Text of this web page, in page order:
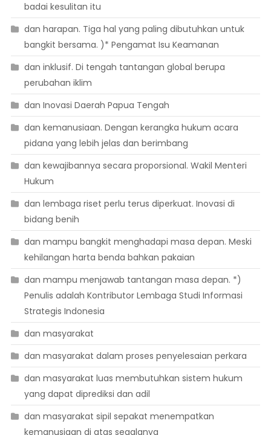
badai kesulitan itu
dan harapan. Tiga hal yang paling dibutuhkan untuk
bangkit bersama. )* Pengamat Isu Keamanan
dan inklusif. Di tengah tantangan global berupa
perubahan iklim
dan Inovasi Daerah Papua Tengah
dan kemanusiaan. Dengan kerangka hukum acara
pidana yang lebih jelas dan berimbang
dan kewajibannya secara proporsional. Wakil Menteri
Hukum
dan lembaga riset perlu terus diperkuat. Inovasi di
bidang benih
dan mampu bangkit menghadapi masa depan. Meski
kehilangan harta benda bahkan pakaian
dan mampu menjawab tantangan masa depan. *)
Penulis adalah Kontributor Lembaga Studi Informasi
Strategis Indonesia
dan masyarakat
dan masyarakat dalam proses penyelesaian perkara
dan masyarakat luas membutuhkan sistem hukum
yang dapat diprediksi dan adil
dan masyarakat sipil sepakat menempatkan
kemanusiaan di atas segalanya